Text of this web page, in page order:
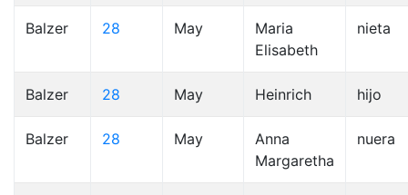
Balzer 28 May
Maria
Elisabeth
nieta
Balzer 28 May Heinrich hijo
Balzer 28 May
Anna
Margaretha
nuera